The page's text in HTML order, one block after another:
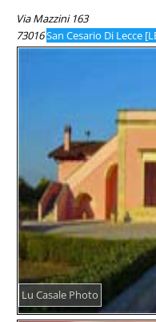
Via Mazzini 163
73016San Cesario Di Lecce
Lu Casale Photo